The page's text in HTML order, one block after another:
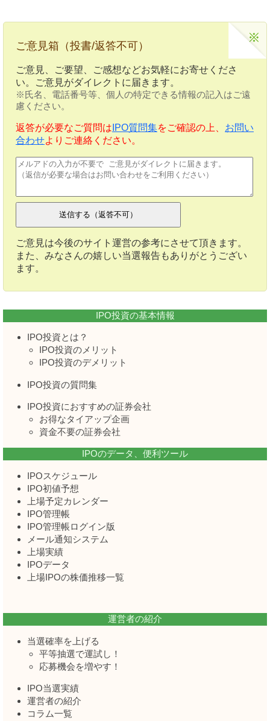
ご意見箱（投書/返答不可）
ご意見、ご要望、ご感想などお気軽にお寄せくださ
い。ご意見がダイレクトに届きます。
※氏名、電話番号等、個人の特定できる情報の記入はご遠
慮ください。
返答が必要なご質問は IPO質問集をご確認の上、 お問い
合わせよりご連絡ください。
ご意見は今後のサイト運営の参考にさせて頂きます。
また、みなさんの嬉しい当選報告もありがとうござい
ます。
IPO投資の基本情報
IPO投資とは？
IPO投資のメリット
IPO投資のデメリット
IPO投資の質問集
IPO投資におすすめの証券会社
お得なタイアップ企画
資金不要の証券会社
IPOのデータ、便利ツール
IPOスケジュール
IPO初値予想
上場予定カレンダー
IPO管理帳
IPO管理帳ログイン版
メール通知システム
上場実績
IPOデータ
上場IPOの株価推移一覧
運営者の紹介
当選確率を上げる
平等抽選で運試し！
応募機会を増やす！
IPO当選実績
運営者の紹介
コラム一覧